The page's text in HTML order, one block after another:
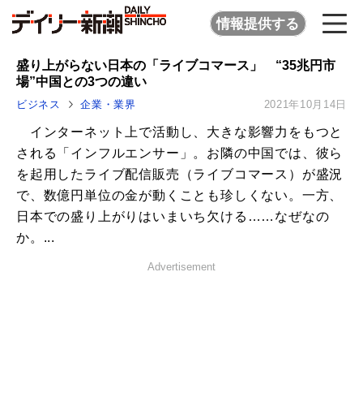
情報提供する
盛り上がらない日本の「ライブコマース」 “35兆円市
場”中国との3つの違い
ビジネス 企業・業界 2021年10月14日
インターネット上で活動し、大きな影響力をもつと
される「インフルエンサー」。お隣の中国では、彼ら
を起用したライブ配信販売（ライブコマース）が盛況
で、数億円単位の金が動くことも珍しくない。一方、
日本での盛り上がりはいまいち欠ける……なぜなの
か。...
Advertisement